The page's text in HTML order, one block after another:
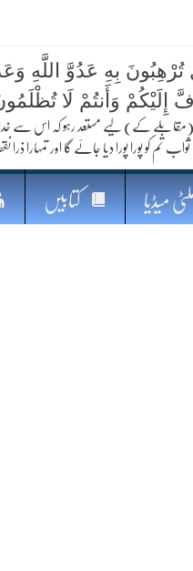
بِهِ عَدُوَّ اللَّهِ
وَأَنتُمْ لَا
کے) لیے مستعد رہو کہ اس سے خدا کے
کو پورا پورا دیا جائے گا اور تمہارا ذرا
میڈیا کتابیں